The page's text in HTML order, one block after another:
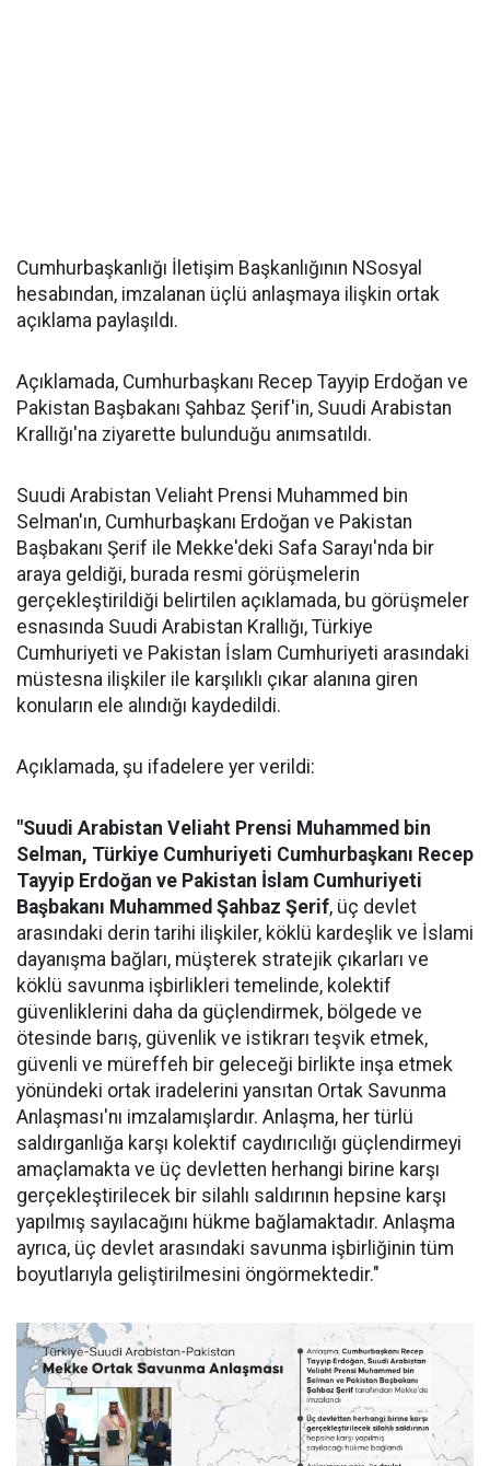
Cumhurbaşkanlığı İletişim Başkanlığının NSosyal
hesabından, imzalanan üçlü anlaşmaya ilişkin ortak
açıklama paylaşıldı.
Açıklamada, Cumhurbaşkanı Recep Tayyip Erdoğan ve
Pakistan Başbakanı Şahbaz Şerif'in, Suudi Arabistan
Krallığı'na ziyarette bulunduğu anımsatıldı.
Suudi Arabistan Veliaht Prensi Muhammed bin
Selman'ın, Cumhurbaşkanı Erdoğan ve Pakistan
Başbakanı Şerif ile Mekke'deki Safa Sarayı'nda bir
araya geldiği, burada resmi görüşmelerin
gerçekleştirildiği belirtilen açıklamada, bu görüşmeler
esnasında Suudi Arabistan Krallığı, Türkiye
Cumhuriyeti ve Pakistan İslam Cumhuriyeti arasındaki
müstesna ilişkiler ile karşılıklı çıkar alanına giren
konuların ele alındığı kaydedildi.
Açıklamada, şu ifadelere yer verildi:
"Suudi Arabistan Veliaht Prensi Muhammed bin
Selman, Türkiye Cumhuriyeti Cumhurbaşkanı Recep
Tayyip Erdoğan ve Pakistan İslam Cumhuriyeti
Başbakanı Muhammed Şahbaz Şerif, üç devlet
arasındaki derin tarihi ilişkiler, köklü kardeşlik ve İslami
dayanışma bağları, müşterek stratejik çıkarları ve
köklü savunma işbirlikleri temelinde, kolektif
güvenliklerini daha da güçlendirmek, bölgede ve
ötesinde barış, güvenlik ve istikrarı teşvik etmek,
güvenli ve müreffeh bir geleceği birlikte inşa etmek
yönündeki ortak iradelerini yansıtan Ortak Savunma
Anlaşması'nı imzalamışlardır. Anlaşma, her türlü
saldırganlığa karşı kolektif caydırıcılığı güçlendirmeyi
amaçlamakta ve üç devletten herhangi birine karşı
gerçekleştirilecek bir silahlı saldırının hepsine karşı
yapılmış sayılacağını hükme bağlamaktadır. Anlaşma
ayrıca, üç devlet arasındaki savunma işbirliğinin tüm
boyutlarıyla geliştirilmesini öngörmektedir."